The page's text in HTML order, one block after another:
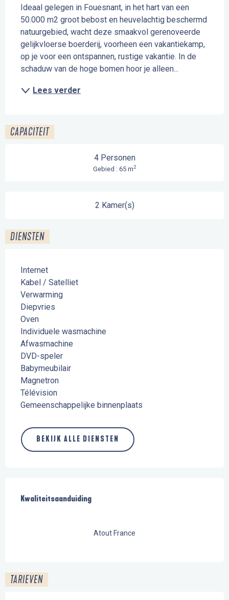
Ideaal gelegen in Fouesnant, in het hart van een
50.000 m2 groot bebost en heuvelachtig beschermd
natuurgebied, wacht deze smaakvol gerenoveerde
gelijkvloerse boerderij, voorheen een vakantiekamp,
op je voor een ontspannen, rustige vakantie. In de
schaduw van de hoge bomen hoor je alleen...
Lees verder
CAPACITEIT
4 Personen
Gebied : 65 m2
2 Kamer(s)
DIENSTEN
Internet
Kabel / Satelliet
Verwarming
Diepvries
Oven
Individuele wasmachine
Afwasmachine
DVD-speler
Babymeubilair
Magnetron
Télévision
Gemeenschappelijke binnenplaats
BEKIJK ALLE DIENSTEN
Kwaliteitsaanduiding
Kwaliteitsaanduiding
Atout France
TARIEVEN